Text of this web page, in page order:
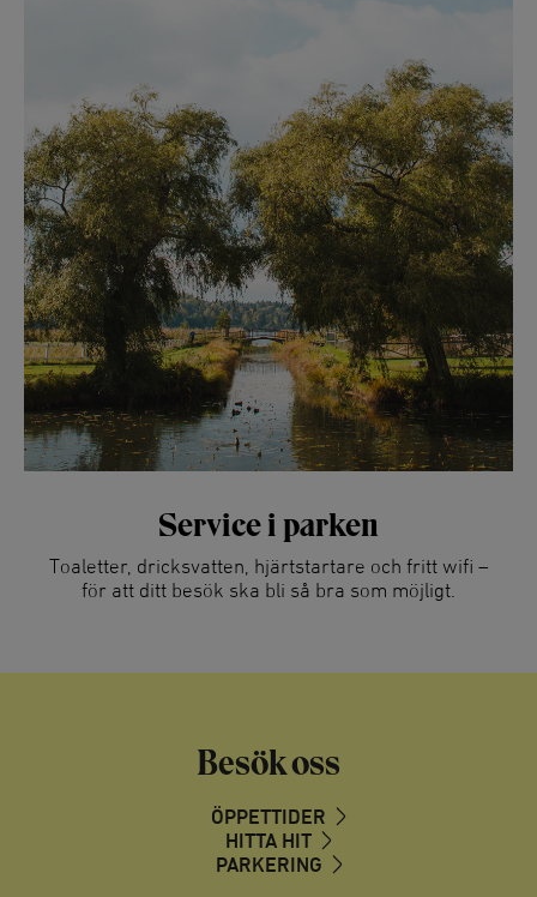
Service i parken
Toaletter, dricksvatten, hjärtstartare och fritt wifi –
för att ditt besök ska bli så bra som möjligt.
Besök oss
ÖPPETTIDER
HITTA HIT
PARKERING